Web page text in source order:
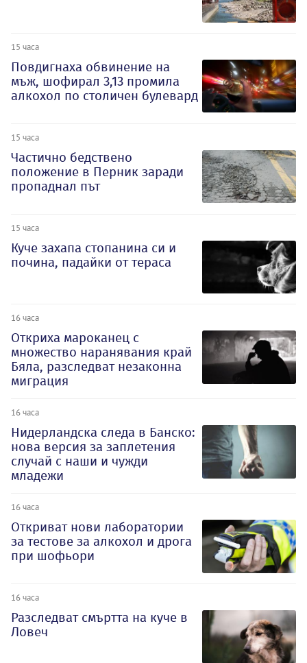
15 часа
Повдигнаха обвинение на
мъж, шофирал 3,13 промила
алкохол по столичен булевард
15 часа
Частично бедствено
положение в Перник заради
пропаднал път
15 часа
Куче захапа стопанина си и
почина, падайки от тераса
16 часа
Откриха мароканец с
множество наранявания край
Бяла, разследват незаконна
миграция
16 часа
Нидерландска следа в Банско:
нова версия за заплетения
случай с наши и чужди
младежи
16 часа
Откриват нови лаборатории
за тестове за алкохол и дрога
при шофьори
16 часа
Разследват смъртта на куче в
Ловеч